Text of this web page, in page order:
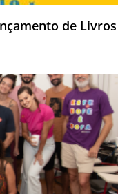
de Livros